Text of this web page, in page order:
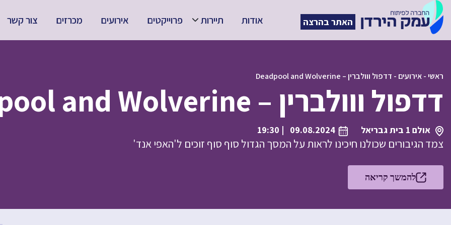
האתר בהרצה אודות תיירות פרוייקטים אירועים מכרזים צור קשר
ראשי-אירועים - דדפול ווולברין – Deadpool and Wolverine
דדפול ווולברין – Deadpool and Wolverine
אולם 1 בית גבריאל 09.08.2024
| 19:30
צמד הגיבורים שכולנו חיכינו לראות על המסך הגדול סוף סוף זוכים ל'האפי אנד'
להמשך קריאה